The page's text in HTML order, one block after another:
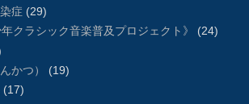
症 (29)
クラシック音楽普及プロジェクト》
(24)
かつ）
(19)
(17)